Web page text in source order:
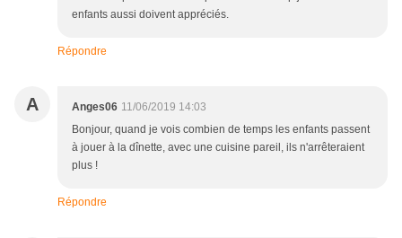
enfants aussi doivent appréciés.
Répondre
A Anges06 11/06/2019 14:03
Bonjour, quand je vois combien de temps les enfants passent
à jouer à la dînette, avec une cuisine pareil, ils n'arrêteraient
plus !
Répondre